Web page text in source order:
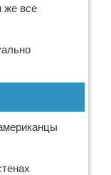
же все